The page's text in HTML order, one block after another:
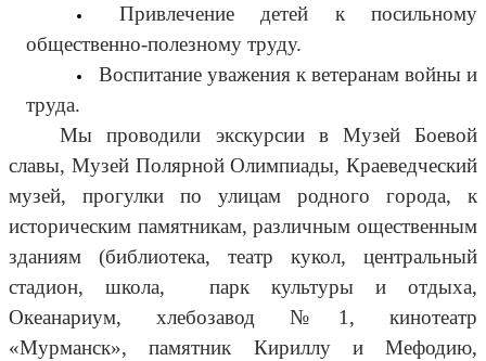
Привлечение детей к посильному
общественно-полезному труду.
Воспитание уважения к ветеранам войны и
труда.
Мы проводили экскурсии в Музей Боевой
славы, Музей Полярной Олимпиады, Краеведческий
музей, прогулки по улицам родного города, к
историческим памятникам, различным ощественным
зданиям (библиотека, театр кукол, центральный
стадион, школа, парк культуры и отдыха,
Океанариум, хлебозавод №1, кинотеатр
«Мурманск», памятник Кириллу и Мефодию,